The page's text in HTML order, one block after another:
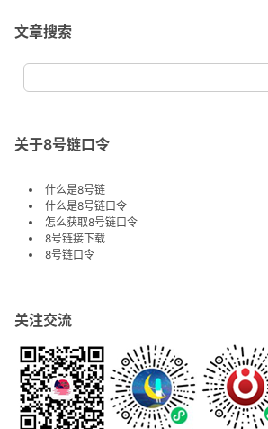
文章搜索
关于8号链口令
什么是8号链
什么是8号链口令
怎么获取8号链口令
8号链接下载
8号链口令
关注交流